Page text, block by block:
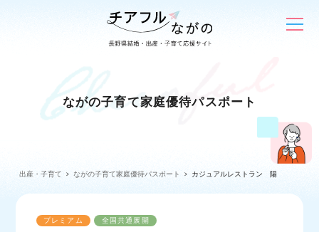
ながの子育て家庭優待パスポート
出産・子育て ながの子育て家庭優待パスポート カジュアルレストラン 陽
プレミアム 全国共通展開